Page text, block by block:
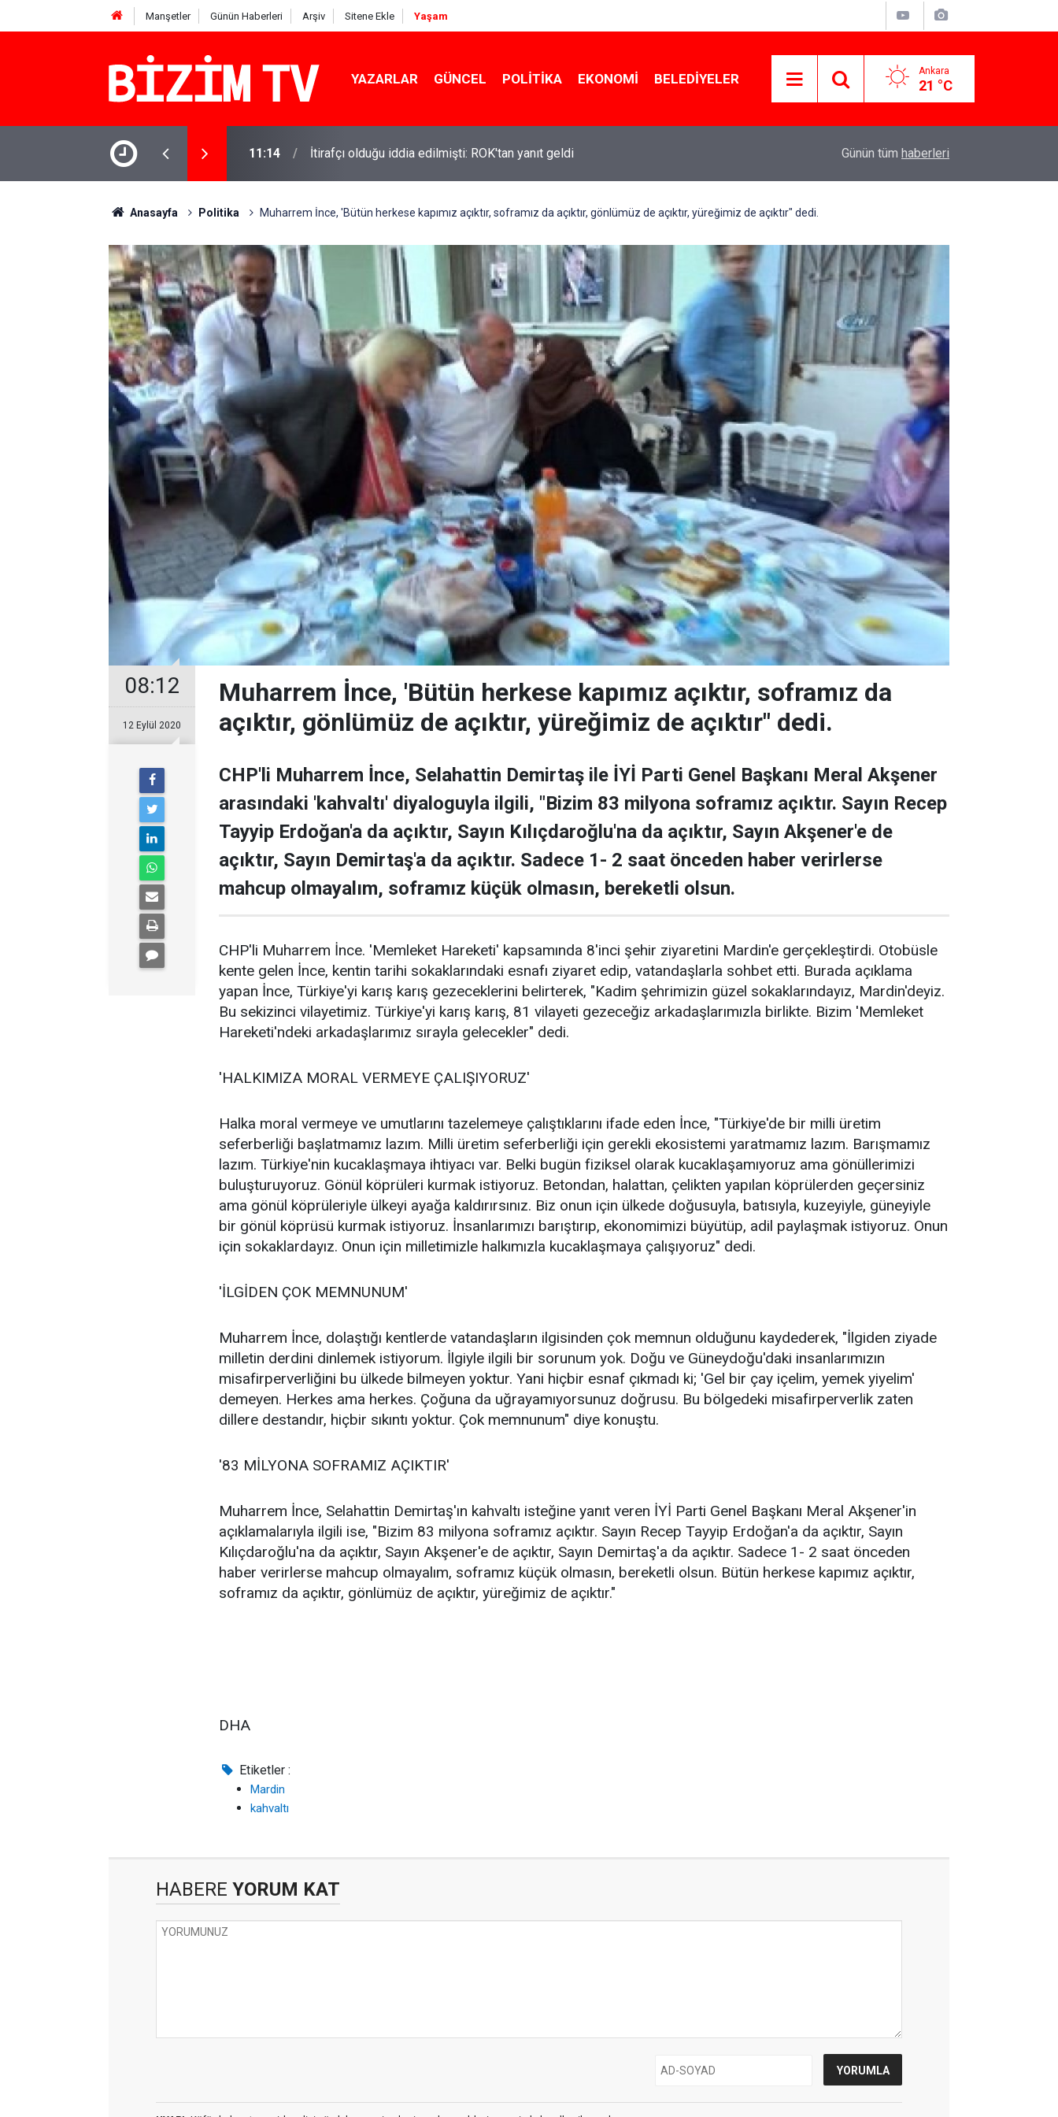
Manşetler Günün Haberleri Arşiv Sitene Ekle Yaşam
YAZARLAR GÜNCEL POLITIKA EKONOMI BELEDIYELER Ankara
21 °C
11:10 Yusuf Tekin açıkladı: YKS değişecek mi? Lüks yok, şatafat yok: YENİ Parti kapılarını açtı
Günün tüm haberleri
Anasayfa Politika Muharrem İnce, 'Bütün herkese kapımız açıktır, soframız da açıktır, gönlümüz de açıktır, yüreğimiz de açıktır" dedi.
08:12
12 Eylül 2020
Muharrem İnce, 'Bütün herkese kapımız açıktır, soframız da
açıktır, gönlümüz de açıktır, yüreğimiz de açıktır" dedi.
CHP'li Muharrem İnce, Selahattin Demirtaş ile İYİ Parti Genel Başkanı Meral Akşener
arasındaki 'kahvaltı' diyaloguyla ilgili, "Bizim 83 milyona soframız açıktır. Sayın Recep
Tayyip Erdoğan'a da açıktır, Sayın Kılıçdaroğlu'na da açıktır, Sayın Akşener'e de
açıktır, Sayın Demirtaş'a da açıktır. Sadece 1- 2 saat önceden haber verirlerse
mahcup olmayalım, soframız küçük olmasın, bereketli olsun.
CHP'li Muharrem İnce. 'Memleket Hareketi' kapsamında 8'inci şehir ziyaretini Mardin'e gerçekleştirdi. Otobüsle
kente gelen İnce, kentin tarihi sokaklarındaki esnafı ziyaret edip, vatandaşlarla sohbet etti. Burada açıklama
yapan İnce, Türkiye'yi karış karış gezeceklerini belirterek, "Kadim şehrimizin güzel sokaklarındayız, Mardin'deyiz.
Bu sekizinci vilayetimiz. Türkiye'yi karış karış, 81 vilayeti gezeceğiz arkadaşlarımızla birlikte. Bizim 'Memleket
Hareketi'ndeki arkadaşlarımız sırayla gelecekler" dedi.
'HALKIMIZA MORAL VERMEYE ÇALIŞIYORUZ'
Halka moral vermeye ve umutlarını tazelemeye çalıştıklarını ifade eden İnce, "Türkiye'de bir milli üretim
seferberliği başlatmamız lazım. Milli üretim seferberliği için gerekli ekosistemi yaratmamız lazım. Barışmamız
lazım. Türkiye'nin kucaklaşmaya ihtiyacı var. Belki bugün fiziksel olarak kucaklaşamıyoruz ama gönüllerimizi
buluşturuyoruz. Gönül köprüleri kurmak istiyoruz. Betondan, halattan, çelikten yapılan köprülerden geçersiniz
ama gönül köprüleriyle ülkeyi ayağa kaldırırsınız. Biz onun için ülkede doğusuyla, batısıyla, kuzeyiyle, güneyiyle
bir gönül köprüsü kurmak istiyoruz. İnsanlarımızı barıştırıp, ekonomimizi büyütüp, adil paylaşmak istiyoruz. Onun
için sokaklardayız. Onun için milletimizle halkımızla kucaklaşmaya çalışıyoruz" dedi.
'İLGİDEN ÇOK MEMNUNUM'
Muharrem İnce, dolaştığı kentlerde vatandaşların ilgisinden çok memnun olduğunu kaydederek, "İlgiden ziyade
milletin derdini dinlemek istiyorum. İlgiyle ilgili bir sorunum yok. Doğu ve Güneydoğu'daki insanlarımızın
misafirperverliğini bu ülkede bilmeyen yoktur. Yani hiçbir esnaf çıkmadı ki; 'Gel bir çay içelim, yemek yiyelim'
demeyen. Herkes ama herkes. Çoğuna da uğrayamıyorsunuz doğrusu. Bu bölgedeki misafirperverlik zaten
dillere destandır, hiçbir sıkıntı yoktur. Çok memnunum" diye konuştu.
'83 MİLYONA SOFRAMIZ AÇIKTIR'
Muharrem İnce, Selahattin Demirtaş'ın kahvaltı isteğine yanıt veren İYİ Parti Genel Başkanı Meral Akşener'in
açıklamalarıyla ilgili ise, "Bizim 83 milyona soframız açıktır. Sayın Recep Tayyip Erdoğan'a da açıktır, Sayın
Kılıçdaroğlu'na da açıktır, Sayın Akşener'e de açıktır, Sayın Demirtaş'a da açıktır. Sadece 1- 2 saat önceden
haber verirlerse mahcup olmayalım, soframız küçük olmasın, bereketli olsun. Bütün herkese kapımız açıktır,
soframız da açıktır, gönlümüz de açıktır, yüreğimiz de açıktır."
DHA
Etiketler :
Mardin
kahvaltı
HABERE YORUM KAT